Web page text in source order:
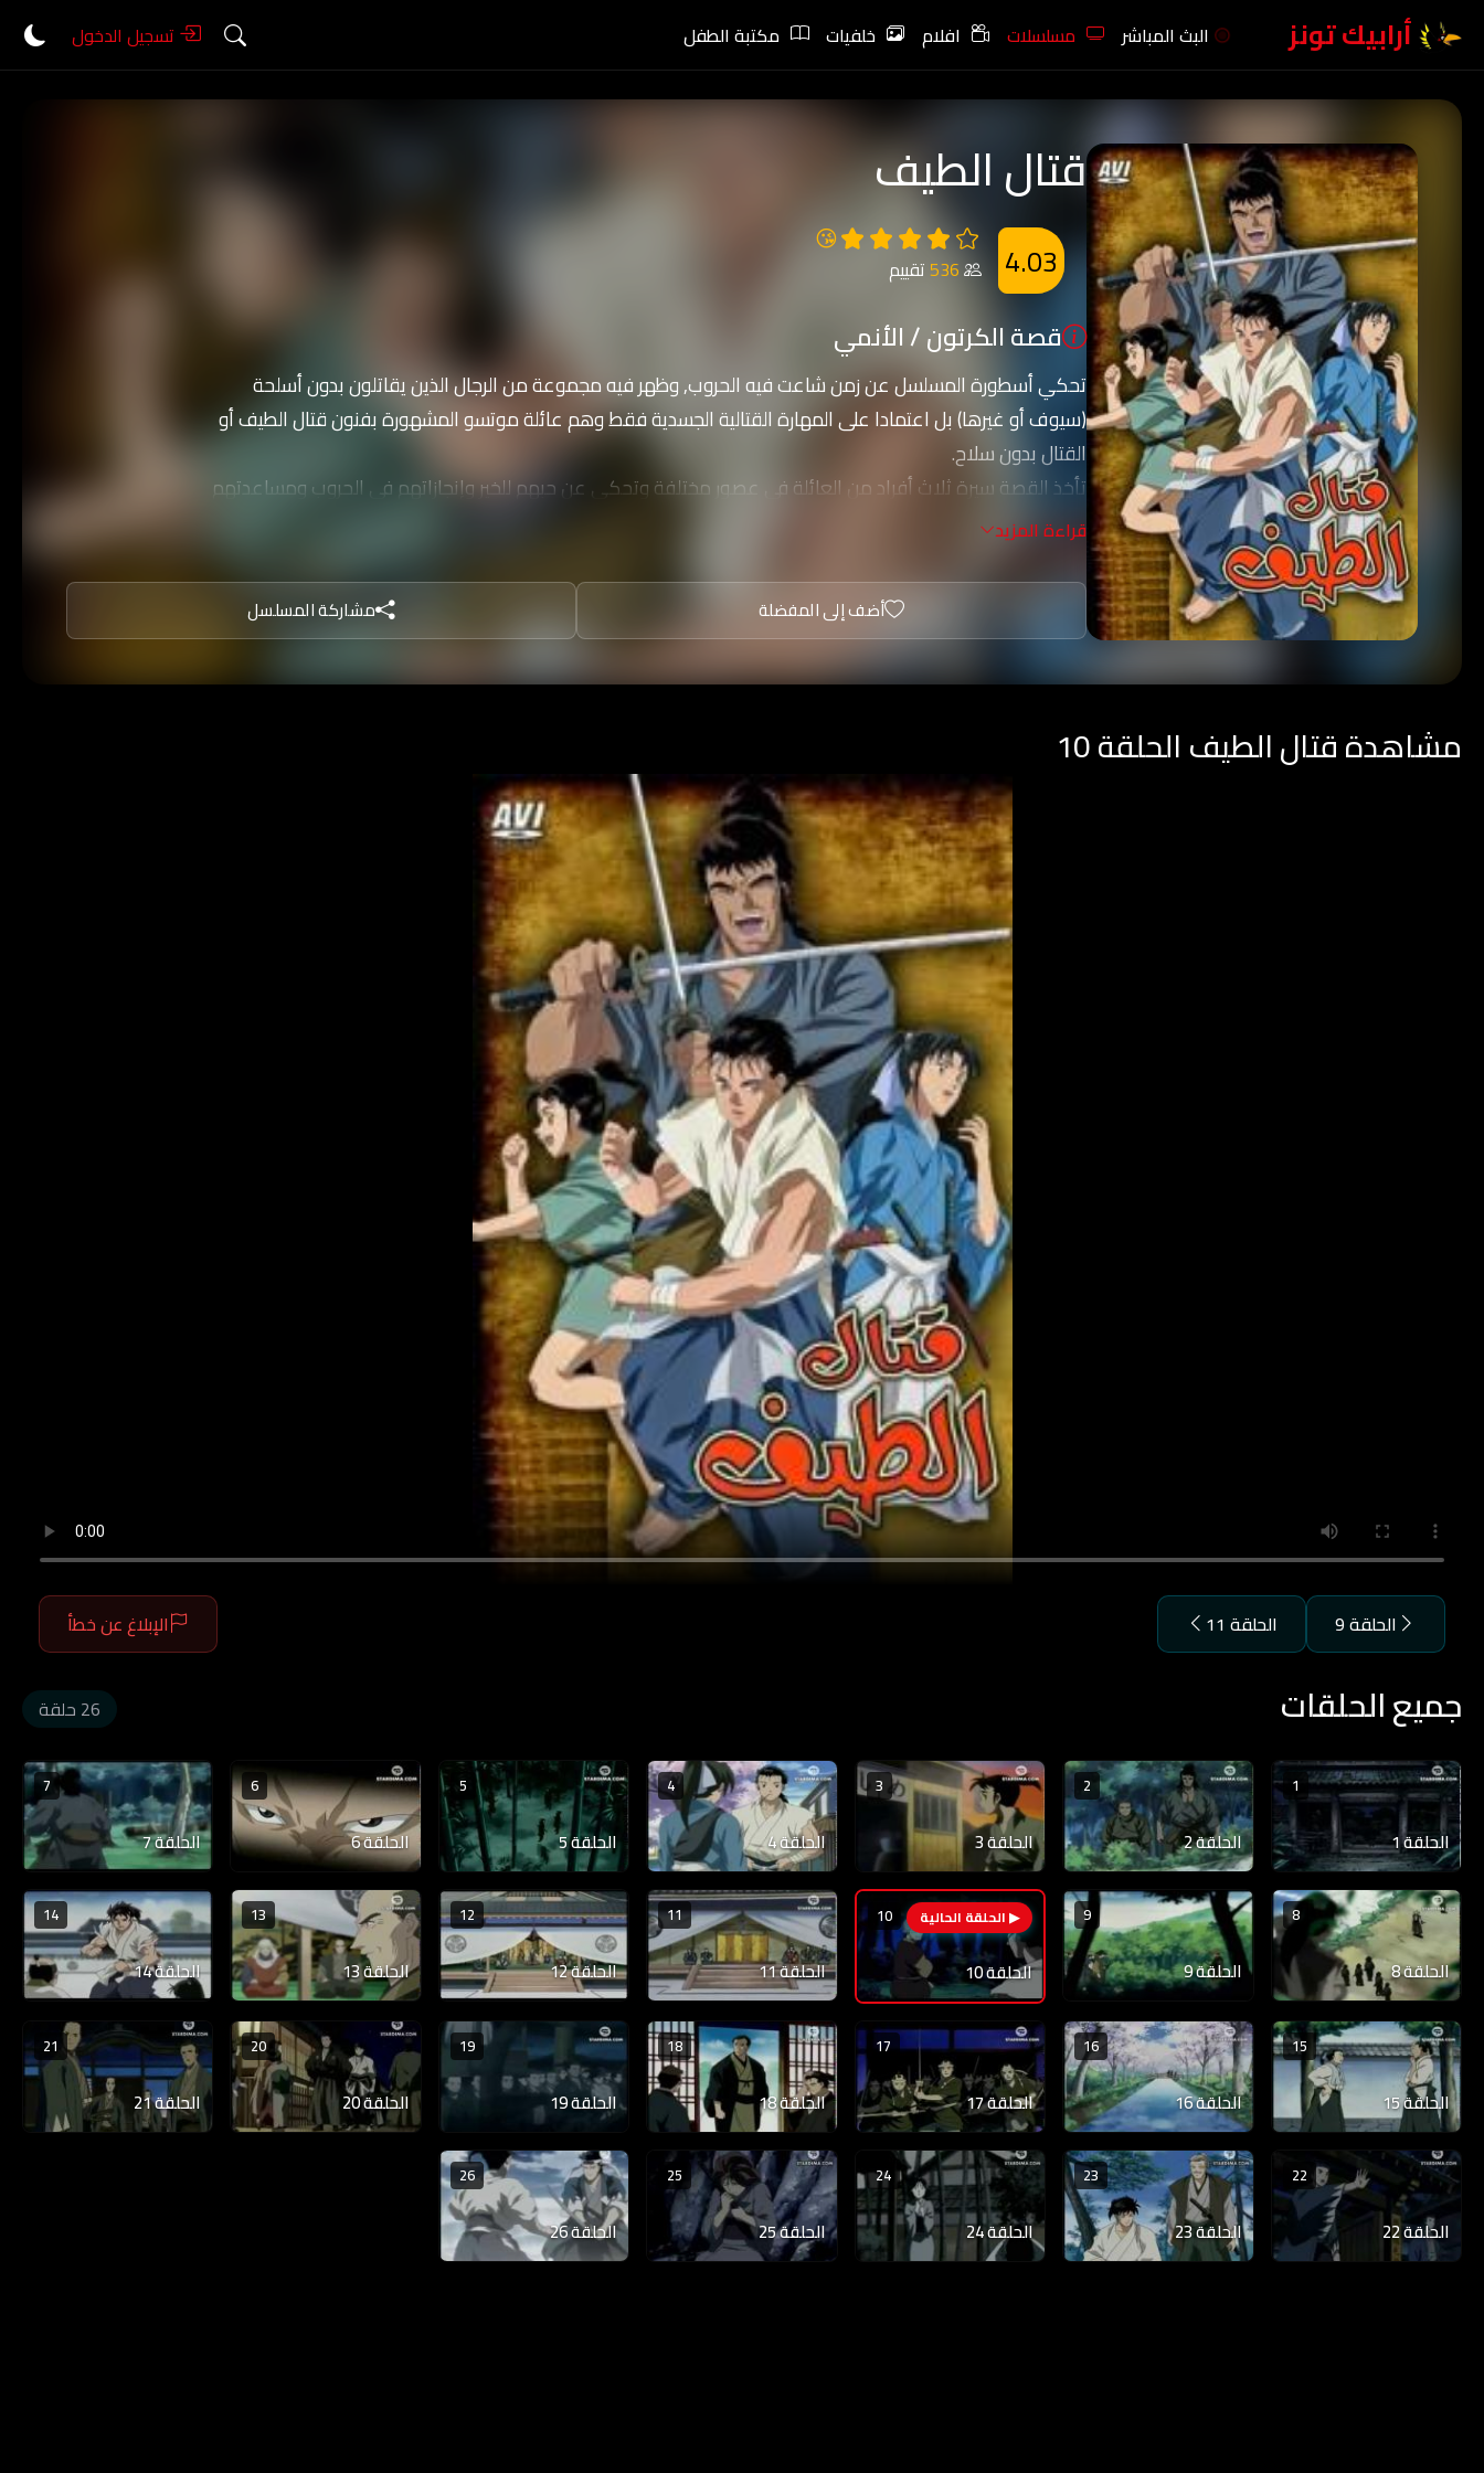
أرابيك تونز البث المباشر مسلسلات افلام خلفيات مكتبة الطفل تسجيل الدخول
قتال الطيف
😘
536تقييم 4.03
قصة الكرتون / الأنمي
تحكي أسطورة المسلسل عن زمن شاعت فيه الحروب, وظهر فيه مجموعة من الرجال الذين يقاتلون بدون أسلحة
(سيوف أو غيرها) بل اعتمادا على المهارة القتالية الجسدية فقط وهم عائلة موتسو المشهورة بفنون قتال الطيف أو
القتال بدون سلاح.
تأخذ القصة سيرة ثلاث أفراد من العائلة في عصور مختلفة وتحكي عن حبهم للخير وإنجازاتهم في الحروب ومساعدتهم
للضعفاء.
قراءة المزيد
أضف إلى المفضلة مشاركة المسلسل
مشاهدة قتال الطيف الحلقة 10
الحلقة 9 الحلقة 11 الإبلاغ عن خطأ
جميع الحلقات 26 حلقة
1
الحلقة 1
2
الحلقة 2
3
الحلقة 3
4
الحلقة 4
5
الحلقة 5
6
الحلقة 6
7
الحلقة 7
8
الحلقة 8
9
الحلقة 9
10
الحلقة 10
11
الحلقة 11
12
الحلقة 12
13
الحلقة 13
14
الحلقة 14
15
الحلقة 15
16
الحلقة 16
17
الحلقة 17
18
الحلقة 18
19
الحلقة 19
20
الحلقة 20
21
الحلقة 21
22
الحلقة 22
23
الحلقة 23
24
الحلقة 24
25
الحلقة 25
26
الحلقة 26